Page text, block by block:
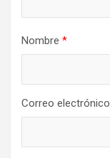
Nombre *
Correo electrónico